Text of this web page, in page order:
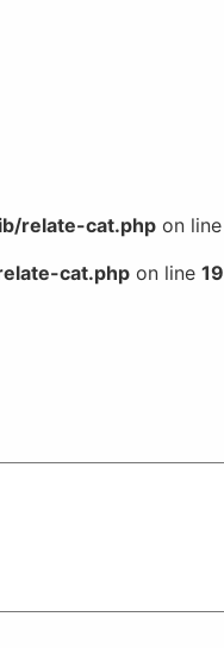
relate-cat.php on line
cat.php on line 19